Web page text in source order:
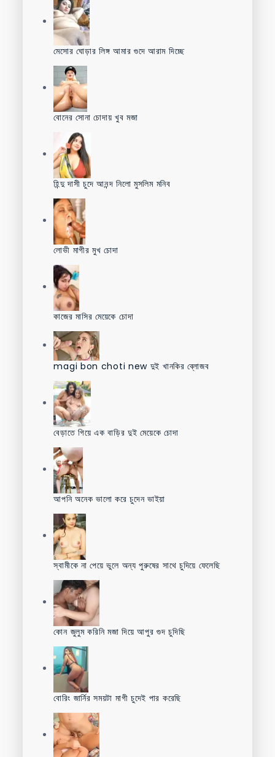
মেসোর ঘোড়ার লিঙ্গ আমার গুদে আরাম দিচ্ছে
বোনের সোনা চোদায় খুব মজা
হিন্দু দাসী চুদে আনন্দ নিলো মুসলিম মনিব
লোভী মাগীর মুখ চোদা
কাজের মাসির মেয়েকে চোদা
magi bon choti new দুই খানকির ব্লোজব
বেড়াতে গিয়ে এক বাড়ির দুই মেয়েকে চোদা
আপনি অনেক ভালো করে চুদেন ভাইয়া
স্বামীকে না পেয়ে ভুলে অন্য পুরুষের সাথে চুদিয়ে ফেলেছি
কোন জুলুম করিনি মজা দিয়ে আপুর গুদ চুদিছি
বোরিং জার্নির সময়টা মাগী চুদেই পার করেছি